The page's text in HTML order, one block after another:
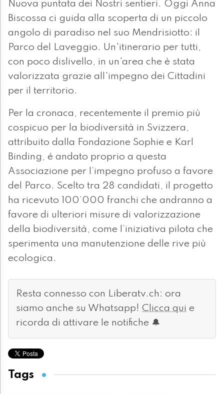
Nuova puntata dei Nostri sentieri. Oggi Anna
Biscossa ci guida alla scoperta di un piccolo
angolo di paradiso nel suo Mendrisiotto: il
Parco del Laveggio. Un'itinerario per tutti,
con poco dislivello, in un'area che è stata
valorizzata grazie all'impegno dei Cittadini
per il territorio.
Per la cronaca, recentemente il premio più
cospicuo per la biodiversità in Svizzera,
attribuito dalla Fondazione Sophie e Karl
Binding, é andato proprio a questa
Associazione per l’impegno profuso a favore
del Parco. Scelto tra 28 candidati, il progetto
ha ricevuto 100’000 franchi che andranno a
favore di ulteriori misure di valorizzazione
della biodiversità, come l’iniziativa pilota che
sperimenta una manutenzione delle rive più
ecologica.
Resta connesso con Liberatv.ch: ora
siamo anche su Whatsapp! Clicca qui e
ricorda di attivare le notifiche 🔔
Tags